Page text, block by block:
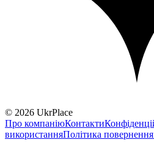
© 2026 UkrPlace
Про компаніюКонтакти
використанняПолітика